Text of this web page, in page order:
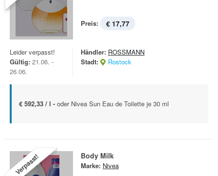
Preis: € 17,77
Leider verpasst!
Gültig: 21.06. -
26.06.
Händler: ROSSMANN
Stadt:
Rostock
€ 592,33 / l - oder Nivea Sun Eau de Toilette je 30 ml
Verpasst! Body Milk
Marke: Nivea